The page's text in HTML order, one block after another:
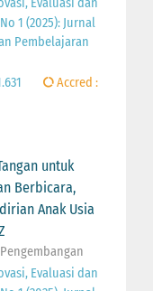
1 (2025): Jurnal
Pembelajaran
Accred :
untuk
Berbicara,
Anak Usia
Evaluasi dan